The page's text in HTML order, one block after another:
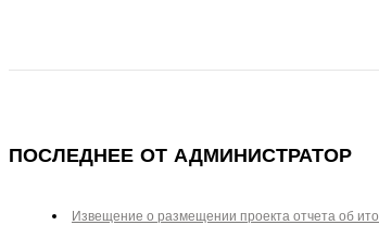
ПОСЛЕДНЕЕ ОТ АДМИНИСТРАТОР
Извещение о размещении проекта отчета об